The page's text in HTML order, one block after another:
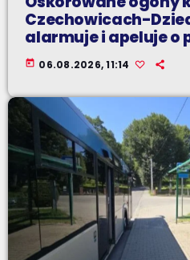
Czechowicach-
alarmuje i apeluje o
today 06.08.2026, 11:14